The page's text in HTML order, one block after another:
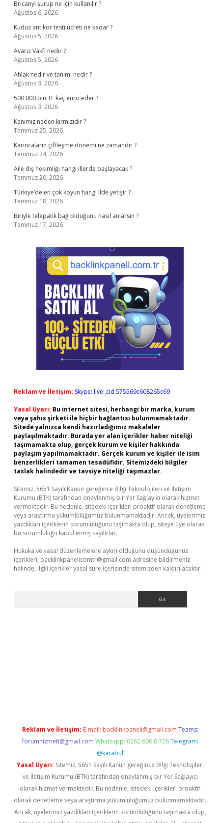
Bricanyl şurup ne için kullanılır ?
Ağustos 6, 2026
Kuduz antikor testi ücreti ne kadar ?
Ağustos 5, 2026
Avarız Vakfı nedir ?
Ağustos 5, 2026
Ahlak nedir ve tanımı nedir ?
Ağustos 3, 2026
500 000 bin TL kaç euro eder ?
Ağustos 3, 2026
Kanımız neden kırmızıdır ?
Temmuz 25, 2026
Karıncaların çiftleşme dönemi ne zamandır ?
Temmuz 24, 2026
Aile diş hekimliği hangi illerde başlayacak ?
Temmuz 20, 2026
Türkiye’de en çok koyun hangi ilde yetişir ?
Temmuz 18, 2026
Biriyle telepatik bağ olduğunu nasıl anlarsın ?
Temmuz 17, 2026
Reklam ve İletişim: Skype: live:.cid.575569c608265c69
Yasal Uyarı: Bu internet sitesi, herhangi bir marka, kurum
veya şahıs şirketi ile hiçbir bağlantısı bulunmamaktadır.
Sitede yalnızca kendi hazırladığımız makaleler
paylaşılmaktadır. Burada yer alan içerikler haber niteliği
taşımamakta olup, gerçek kurum ve kişiler hakkında
paylaşım yapılmamaktadır. Gerçek kurum ve kişiler ile isim
benzerlikleri tamamen tesadüfidir. Sitemizdeki bilgiler
taslak halindedir ve tavsiye niteliği taşımazlar.
Sitemiz, 5651 Sayılı Kanun gereğince Bilgi Teknolojileri ve İletişim
Kurumu (BTK) tarafından onaylanmış bir Yer Sağlayıcı olarak hizmet
vermektedir. Bu nedenle, sitedeki içerikleri proaktif olarak denetleme
veya araştırma yükümlülüğümüz bulunmamaktadır. Ancak, üyelerimiz
yazdıkları içeriklerin sorumluluğunu taşımakta olup, siteye üye olarak
bu sorumluluğu kabul etmiş sayılırlar.
Hukuka ve yasal düzenlemelere aykırı olduğunu düşündüğünüz
içerikleri, backlinkpanelicomtr@gmail.com adresine bildirmeniz
halinde, ilgili içerikler yasal süre içerisinde sitemizden kaldırılacaktır.
Reklam ve İletişim: E-mail: backlinkpaneli@gmail.com Teams:
forumhizmeti@gmail.com Whatsapp: 0262 606 0 726 Telegram:
@karabul
Yasal Uyarı: Sitemiz, 5651 Sayılı Kanun gereğince Bilgi Teknolojileri
ve İletişim Kurumu (BTK) tarafından onaylanmış bir Yer Sağlayıcı
olarak hizmet vermektedir. Bu nedenle, sitedeki içerikleri proaktif
olarak denetleme veya araştırma yükümlülüğümüz bulunmamaktadır.
Ancak, üyelerimiz yazdıkları içeriklerin sorumluluğunu taşımakta olup,